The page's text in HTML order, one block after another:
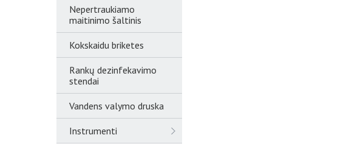
Nepertraukiamo
maitinimo šaltinis
Kokskaidu briketes
Rankų dezinfekavimo
stendai
Vandens valymo druska
Instrumenti